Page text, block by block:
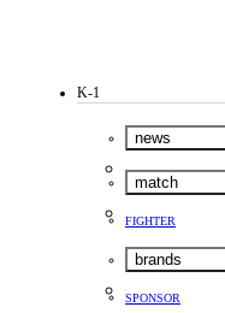
K-1
news
match
FIGHTER
brands
SPONSOR